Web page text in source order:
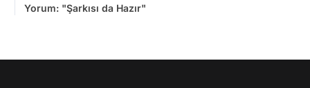
Yorum: "Şarkısı da Hazır"